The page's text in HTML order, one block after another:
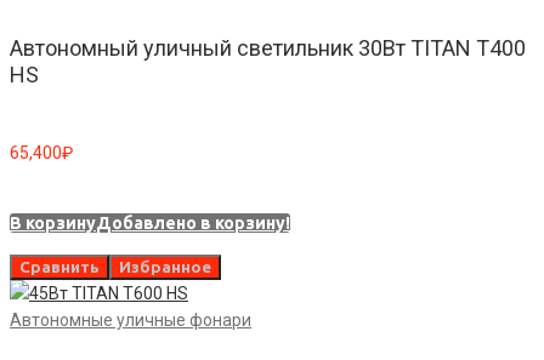
Автономный уличный светильник 30Вт TITAN T400
HS
65,400₽
В корзинуДобавлено в корзину!
Сравнить Избранное
Автономные уличные фонари